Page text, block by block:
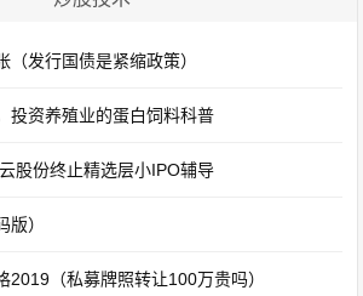
（发行国债是紧缩政策）
投资养殖业的蛋白饲料科普
股份终止精选层小IPO辅导
）
2019（私募牌照转让100万贵吗）